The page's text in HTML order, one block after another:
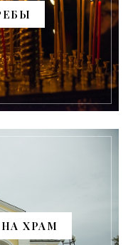
ХРАМ